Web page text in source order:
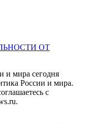
ОТ
и мира сегодня
России и мира.
с